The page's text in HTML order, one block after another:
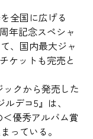
全国に広げる
年記念スペシャ
、国内最大ジャ
ケットも完売と
ックから発売した
デコ5』は、
＜優秀アルバム賞
っている。